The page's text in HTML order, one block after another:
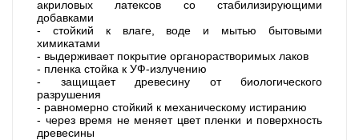
акриловых латексов со стабилизирующими
добавками
- стойкий к влаге, воде и мытью бытовыми
химикатами
- выдерживает покрытие органорастворимых лаков
- пленка стойка к УФ-излучению
- защищает древесину от биологического
разрушения
- равномерно стойкий к механическому истиранию
- через время не меняет цвет пленки и поверхность
древесины